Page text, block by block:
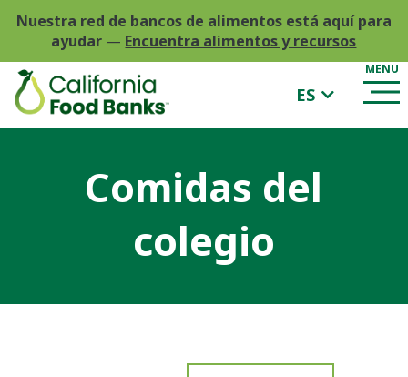
Nuestra red de bancos de alimentos está aquí para
ayudar — Encuentra alimentos y recursos
ES
Comidas del
colegio